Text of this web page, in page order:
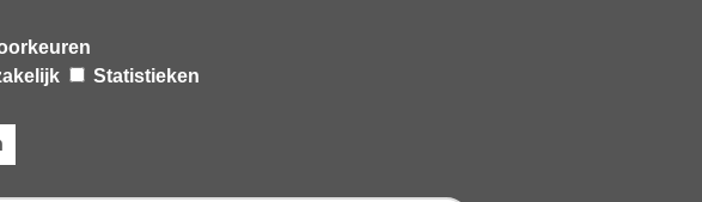
Statistieken
OD
achter de
informatie en